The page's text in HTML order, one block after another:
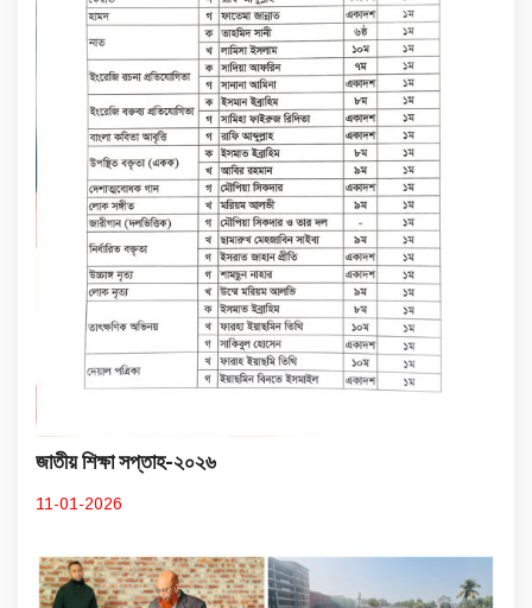
জাতীয় শিক্ষা সপ্তাহ-২০২৬
11-01-2026